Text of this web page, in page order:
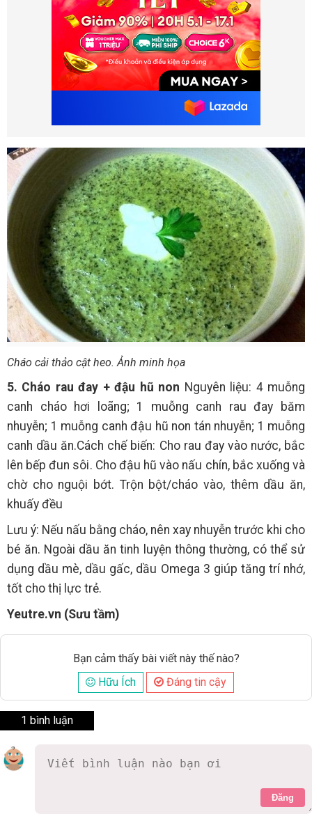
Cháo cải thảo cật heo. Ảnh minh họa
5. Cháo rau đay + đậu hũ non Nguyên liệu: 4 muỗng
canh cháo hơi loãng; 1 muỗng canh rau đay băm
nhuyễn; 1 muỗng canh đậu hũ non tán nhuyễn; 1 muỗng
canh dầu ăn.Cách chế biến: Cho rau đay vào nước, bắc
lên bếp đun sôi. Cho đậu hũ vào nấu chín, bắc xuống và
chờ cho nguội bớt. Trộn bột/cháo vào, thêm dầu ăn,
khuấy đều
Lưu ý: Nếu nấu bằng cháo, nên xay nhuyễn trước khi cho
bé ăn. Ngoài dầu ăn tinh luyện thông thường, có thể sử
dụng dầu mè, dầu gấc, dầu Omega 3 giúp tăng trí nhớ,
tốt cho thị lực trẻ.
Yeutre.vn (Sưu tầm)
Bạn cảm thấy bài viết này thế nào?
Hữu Ích
Đáng tin cậy
1 bình luận
Đăng